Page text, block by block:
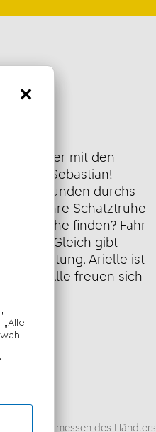
mit den
und Sebastian!
Freunden durchs
wo sie ihre Schatztruhe
der Truhe finden? Fahr
Gleich gibt
Darbietung. Arielle ist
Alle freuen sich
Ermessen des Händlers